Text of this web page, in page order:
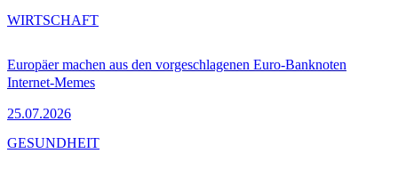
Europäer machen aus den vorgeschlagenen Euro-Banknoten
Internet-Memes
25.07.2026
WIRTSCHAFT
GESUNDHEIT